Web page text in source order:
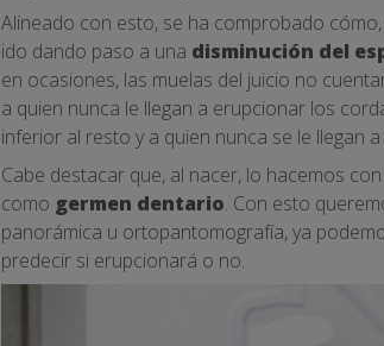
Alineado con esto, se ha comprobado
ido dando paso a una disminución del
en ocasiones, las muelas del juicio no
a quien nunca le llegan a erupcionar los
inferior al resto y a quien nunca se le llegan
Cabe destacar que, al nacer, lo hacemos
como germen dentario. Con esto
panorámica u ortopantomografía, ya
predecir si erupcionará o no.